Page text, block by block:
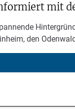
mit
den